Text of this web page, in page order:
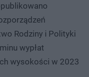
Rodziny i Polityki
wypłat
wysokości w 2023